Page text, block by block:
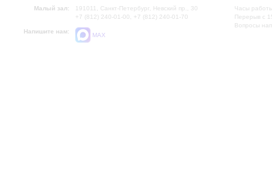
Малый зал:
191011, Санкт-Петербург, Невский пр., 30
+7 (812) 240-01-00, +7 (812) 240-01-70
Напишите нам:
MAX
Часы
Перерыв с
Вопросы